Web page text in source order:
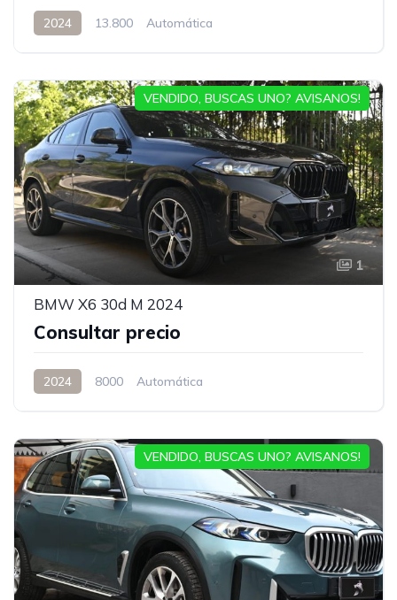
2024 13.800 Automática
1
BMW X6 30d M 2024
Consultar precio
2024 8000 Automática
VENDIDO, BUSCAS UNO? AVISANOS!
VENDIDO, BUSCAS UNO? AVISANOS!